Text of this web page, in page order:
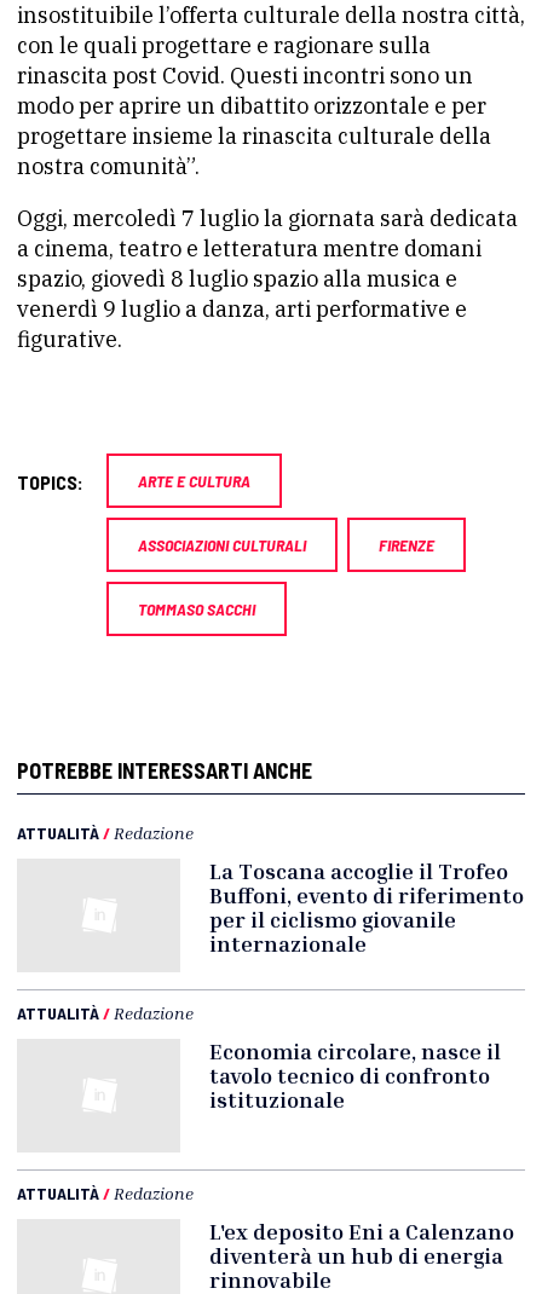
insostituibile l’offerta culturale della nostra città,
con le quali progettare e ragionare sulla
rinascita post Covid. Questi incontri sono un
modo per aprire un dibattito orizzontale e per
progettare insieme la rinascita culturale della
nostra comunità”.
Oggi, mercoledì 7 luglio la giornata sarà dedicata
a cinema, teatro e letteratura mentre domani
spazio, giovedì 8 luglio spazio alla musica e
venerdì 9 luglio a danza, arti performative e
figurative.
TOPICS: ARTE E CULTURA
ASSOCIAZIONI CULTURALI FIRENZE
TOMMASO SACCHI
POTREBBE INTERESSARTI ANCHE
ATTUALITÀ/ Redazione
La Toscana accoglie il Trofeo
Buffoni, evento di riferimento
per il ciclismo giovanile
internazionale
ATTUALITÀ/ Redazione
Economia circolare, nasce il
tavolo tecnico di confronto
istituzionale
ATTUALITÀ/ Redazione
L'ex deposito Eni a Calenzano
diventerà un hub di energia
rinnovabile